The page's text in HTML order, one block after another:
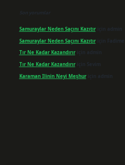
Son yorumlar
Samuraylar Neden Saçını Kazıtıriçin admin
Samuraylar Neden Saçını Kazıtıriçin Fadime
Tır Ne Kadar Kazandırıriçin admin
Tır Ne Kadar Kazandırıriçin Sevim
Karaman Ilinin Neyi Meşhuriçin admin